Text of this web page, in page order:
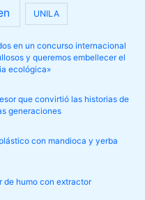
UNILA
en un concurso internacional
y queremos embellecer el
ecológica»
que convirtió las historias de
generaciones
con mandioca y yerba
de humo con extractor